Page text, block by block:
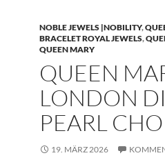
NOBLE JEWELS |NOBILITY,
BRACELET ROYAL JEWELS,
QUEEN MARY
QUEEN
LONDON
PEARL
19. MÄRZ 2026